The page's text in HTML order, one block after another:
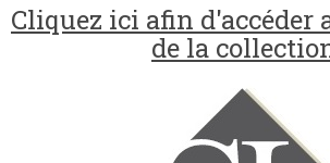
Cliquez ici afin d'accéder
de la